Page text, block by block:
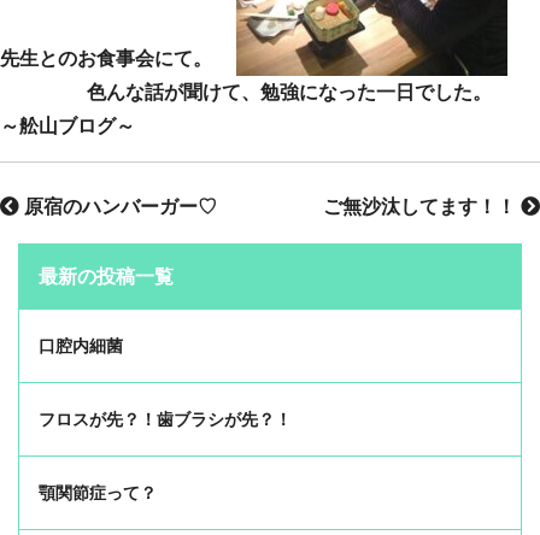
先生とのお食事会にて。
色んな話が聞けて、勉強になった一日でした。
～舩山ブログ～
ご無沙汰してます！！
原宿のハンバーガー♡
最新の投稿一覧
口腔内細菌
フロスが先？！歯ブラシが先？！
顎関節症って？